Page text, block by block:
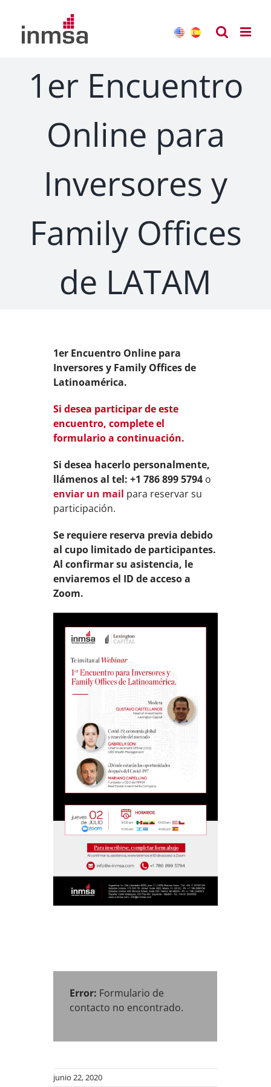
contenido
1er Encuentro
Online para
Inversores y
Family Offices
de LATAM
1er Encuentro Online para
Inversores y Family Offices de
Latinoamérica.
Si desea participar de este
encuentro, complete el
formulario a continuación.
Si desea hacerlo personalmente,
llámenos al tel: +1 786 899 5794 o
enviar un mail para reservar su
participación.
Se requiere reserva previa debido
al cupo limitado de participantes.
Al confirmar su asistencia, le
enviaremos el ID de acceso a
Zoom.
Error: Formulario de
contacto no encontrado.
junio 22, 2020